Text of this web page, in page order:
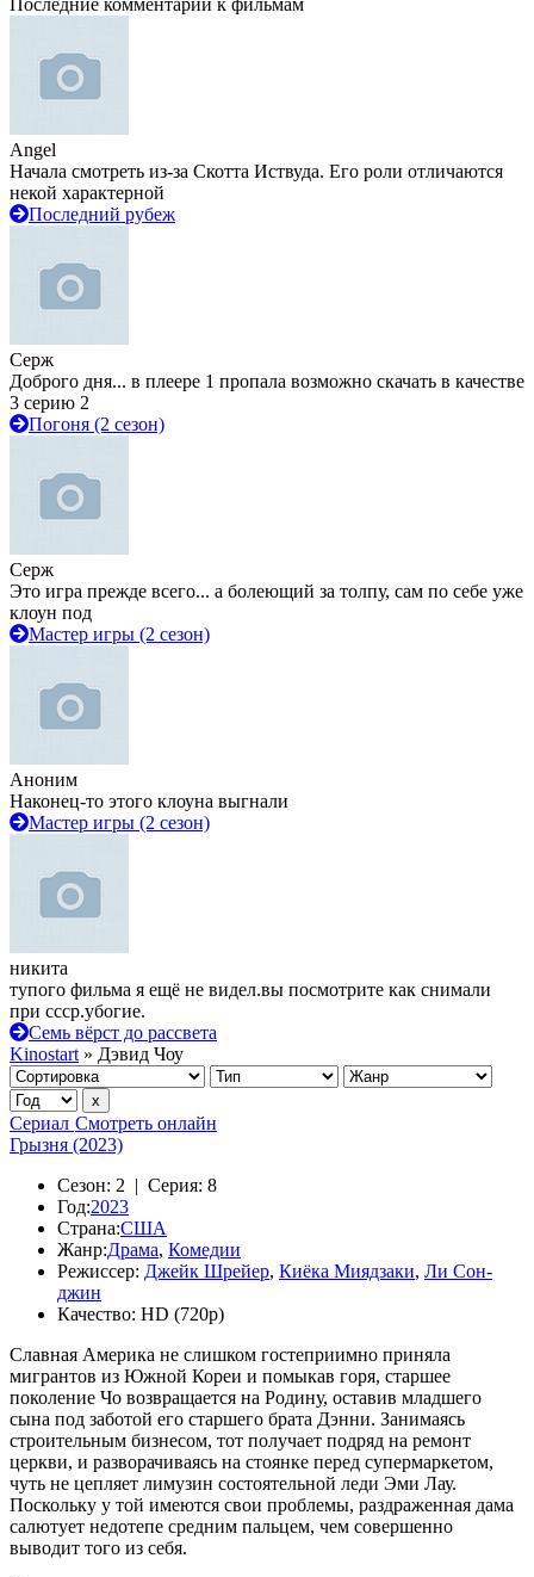
Последние комментарии к фильмам
Angel
Начала смотреть из-за Скотта Иствуда. Его роли отличаются
некой характерной
Последний рубеж
Серж
Доброго дня... в плеере 1 пропала возможно скачать в качестве
3 серию 2
Погоня (2 сезон)
Серж
Это игра прежде всего... а болеющий за толпу, сам по себе уже
клоун под
Мастер игры (2 сезон)
Аноним
Наконец-то этого клоуна выгнали
Мастер игры (2 сезон)
никита
тупого фильма я ещё не видел.вы посмотрите как снимали
при ссср.убогие.
Семь вёрст до рассвета
Kinostart » Дэвид Чоу
Сериал Смотреть онлайн
Грызня (2023)
Сезон: 2 | Серия: 8
Год:2023
Страна:США
Жанр:Драма, Комедии
Режиссер: Джейк Шрейер, Киёка Миядзаки, Ли Сон-
джин
Качество: HD (720p)
Славная Америка не слишком гостеприимно приняла
мигрантов из Южной Кореи и помыкав горя, старшее
поколение Чо возвращается на Родину, оставив младшего
сына под заботой его старшего брата Дэнни. Занимаясь
строительным бизнесом, тот получает подряд на ремонт
церкви, и разворачиваясь на стоянке перед супермаркетом,
чуть не цепляет лимузин состоятельной леди Эми Лау.
Поскольку у той имеются свои проблемы, раздраженная дама
салютует недотепе средним пальцем, чем совершенно
выводит того из себя.